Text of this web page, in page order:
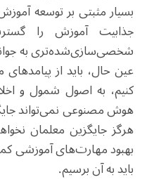
بسیار مثبتی بر توسعه
جذابیت آموزش را
شخصی‌سازی‌شده‌تری به
عین حال، باید از
کنیم، به اصول شمول و
هوش مصنوعی نمی‌تواند
هرگز جایگزین معلمان
بهبود مهارت‌های آموزشی
باید به آن برسیم.